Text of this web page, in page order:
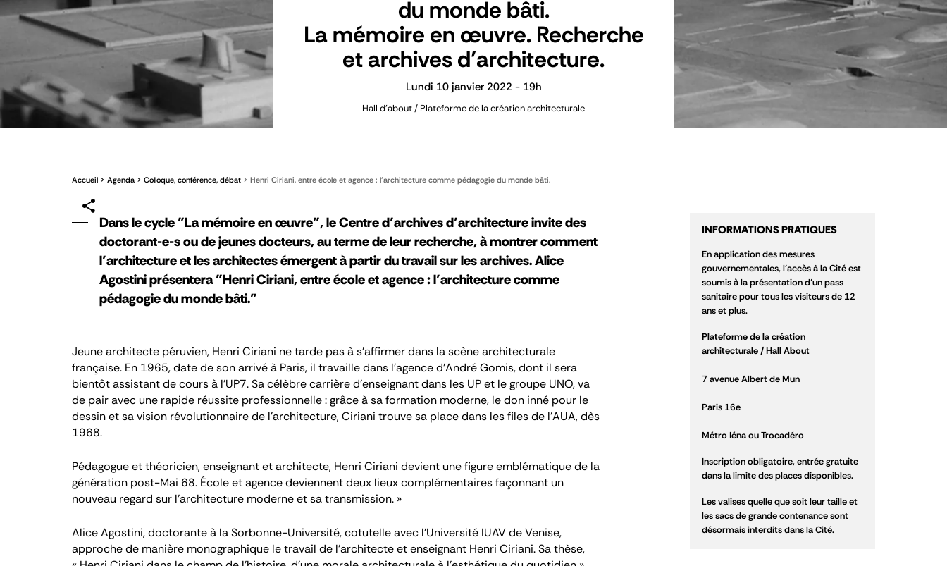
du monde bâti.
La mémoire en œuvre. Recherche
et archives d’architecture.
Lundi 10 janvier 2022 - 19h
Hall d'about / Plateforme de la création architecturale
Accueil Agenda Colloque, conférence, débat Henri Ciriani, entre école et agence : l’architecture comme pédagogie du monde bâti.
Dans le cycle "La mémoire en œuvre", le Centre d’archives d’architecture invite des
doctorant-e-s ou de jeunes docteurs, au terme de leur recherche, à montrer comment
l’architecture et les architectes émergent à partir du travail sur les archives. Alice
Agostini présentera "Henri Ciriani, entre école et agence : l’architecture comme
pédagogie du monde bâti."
Jeune architecte péruvien, Henri Ciriani ne tarde pas à s’affirmer dans la scène architecturale
française. En 1965, date de son arrivé à Paris, il travaille dans l’agence d’André Gomis, dont il sera
bientôt assistant de cours à l’UP7. Sa célèbre carrière d’enseignant dans les UP et le groupe UNO, va
de pair avec une rapide réussite professionnelle : grâce à sa formation moderne, le don inné pour le
dessin et sa vision révolutionnaire de l’architecture, Ciriani trouve sa place dans les files de l’AUA, dès
1968.
Pédagogue et théoricien, enseignant et architecte, Henri Ciriani devient une figure emblématique de la
génération post-Mai 68. École et agence deviennent deux lieux complémentaires façonnant un
nouveau regard sur l’architecture moderne et sa transmission. »
Alice Agostini, doctorante à la Sorbonne-Université, cotutelle avec l’Université IUAV de Venise,
approche de manière monographique le travail de l’architecte et enseignant Henri Ciriani. Sa thèse,
INFORMATIONS PRATIQUES
En application des mesures
gouvernementales, l’accès à la Cité est
soumis à la présentation d’un pass
sanitaire pour tous les visiteurs de 12
ans et plus.
Plateforme de la création
architecturale / Hall About
7 avenue Albert de Mun
Paris 16e
Métro Iéna ou Trocadéro
Inscription obligatoire, entrée gratuite
dans la limite des places disponibles.
Les valises quelle que soit leur taille et
les sacs de grande contenance sont
désormais interdits dans la Cité.